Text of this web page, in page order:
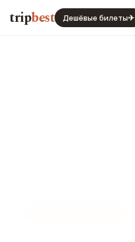
tripbest Дешёвые билеты✈